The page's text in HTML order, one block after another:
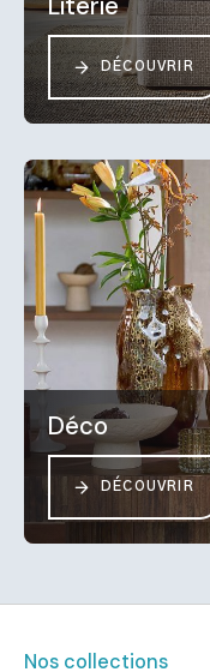
DÉCOUVRIR
Déco
DÉCOUVRIR
Nos collections